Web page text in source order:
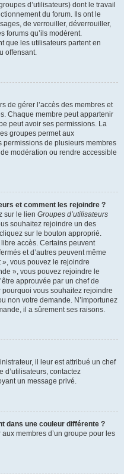
d’utilisateurs) dont le travail
du forum. Ils ont le
de verrouiller, déverrouiller,
forums qu’ils modèrent.
que les utilisateurs partent en
offensant.
de gérer l’accès des membres et
Chaque membre peut appartenir
peut avoir ses permissions. La
groupes permet aux
de plusieurs membres
modération ou rendre accessible
et comment les rejoindre ?
sur le lien Groupes d’utilisateurs
souhaitez rejoindre un des
sur le bouton approprié.
accès. Certains peuvent
et d’autres peuvent même
vous pouvez le rejoindre
», vous pouvez rejoindre le
approuvée par un chef de
vous souhaitez rejoindre
non votre demande. N’importunez
il a sûrement ses raisons.
il leur est attribué un chef
d’utilisateurs, contactez
un message privé.
dans une couleur différente ?
membres d’un groupe pour les